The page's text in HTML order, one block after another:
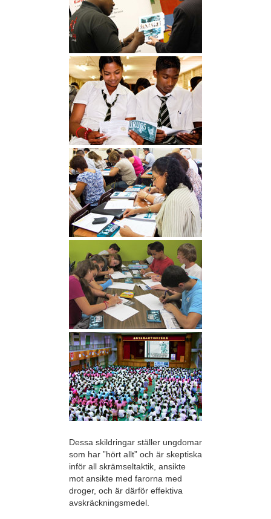
Dessa skildringar ställer ungdomar
som har ”hört allt” och är skeptiska
inför all skrämseltaktik, ansikte
mot ansikte med farorna med
droger, och är därför effektiva
avskräckningsmedel.